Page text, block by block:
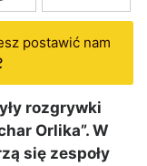
postawić nam
rozgrywki
Orlika”. W
się zespoły